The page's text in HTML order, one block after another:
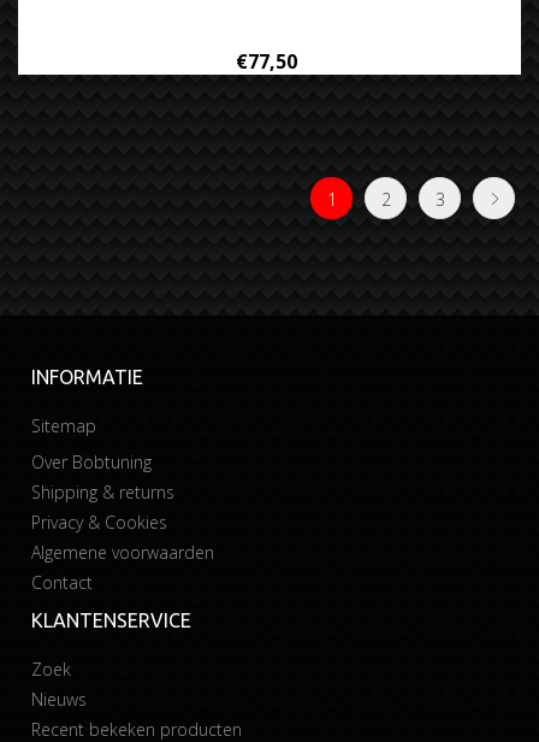
€77,50
1 2 3
INFORMATIE
Sitemap
Over Bobtuning
Shipping & returns
Privacy & Cookies
Algemene voorwaarden
Contact
KLANTENSERVICE
Zoek
Nieuws
Recent bekeken producten